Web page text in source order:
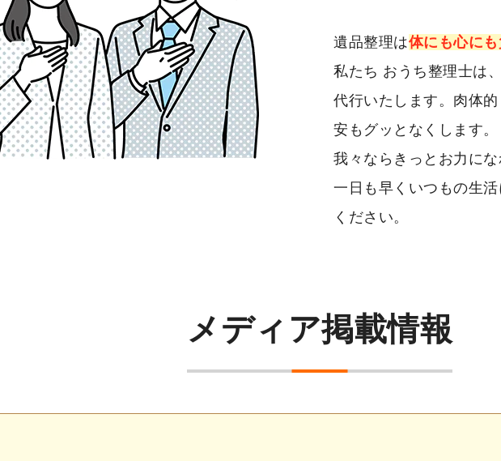
遺品整理は体にも心に
私たち おうち整理士は
代行いたします。肉体
安もグッとなくします
我々ならきっとお力に
一日も早くいつもの生
ください。
メディア掲載情報